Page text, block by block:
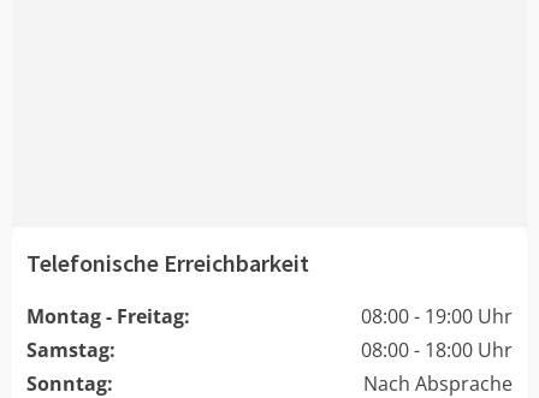
Telefonische Erreichbarkeit
Montag - Freitag:
08:00 - 19:00 Uhr
Samstag:
08:00 - 18:00 Uhr
Sonntag:
Nach Absprache